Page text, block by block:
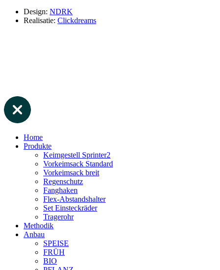
Design: NDRK
Realisatie: Clickdreams
Home
Produkte
Keimgestell Sprinter2
Vorkeimsack Standard
Vorkeimsack breit
Regenschutz
Fanghaken
Flex-Abstandshalter
Set Einsteckräder
Tragerohr
Methodik
Anbau
SPEISE
FRÜH
BIO